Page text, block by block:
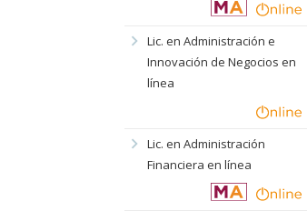
chevron_right
Lic. en Administración e
Innovación de Negocios en
línea
chevron_right
Lic. en Administración
Financiera en línea